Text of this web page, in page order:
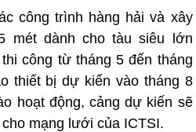
công trình hàng hải và xây
mét dành cho tàu siêu lớn
công từ tháng 5 đến tháng
thiết bị dự kiến ​​vào tháng 8
hoạt động, cảng dự kiến ​​sẽ
mạng lưới của ICTSI.